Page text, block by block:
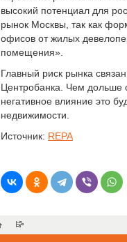
высокий потенциал для
рынок Москвы, так как
офисов от жилых
помещения».
Главный риск рынка
Центробанка. Чем дольше
негативное влияние это
недвижимости.
Источник: REPA